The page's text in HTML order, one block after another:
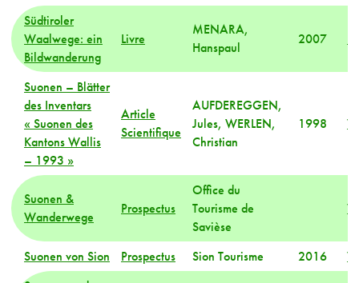
Südtiroler
Waalwege: ein
Bildwanderung
Livre
MENARA,
Hanspaul
2007
Suonen – Blätter
des Inventars
« Suonen des
Kantons Wallis
– 1993 »
Article
Scientifique
AUFDEREGGEN,
Jules, WERLEN,
Christian
1998
Suonen &
Wanderwege
Prospectus
Office du
Tourisme de
Savièse
Suonen von Sion Prospectus Sion Tourisme 2016